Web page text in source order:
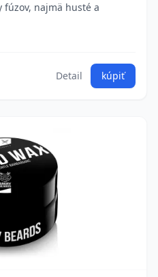
fúzov, najmä husté a
Detail kúpiť